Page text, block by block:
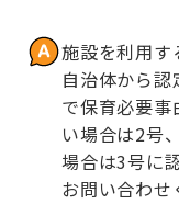
施設を利用す
自治体から
で保育必要
い場合は2号
場合は3号に
お問い合わせ